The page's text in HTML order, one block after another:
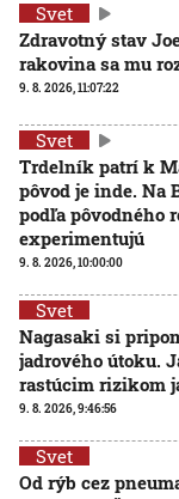
Svet
Zdravotný stav
rakovina sa mu
9. 8. 2026, 11:07:22
Svet
Trdelník patrí k
pôvod je inde. Na
podľa pôvodného
experimentujú
9. 8. 2026, 10:00:00
Svet
Nagasaki si
jadrového útoku.
rastúcim rizikom
9. 8. 2026, 9:46:56
Svet
Od rýb cez